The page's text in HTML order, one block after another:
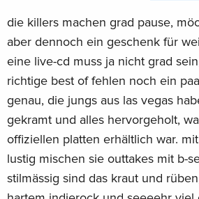
die killers machen grad pause,
aber dennoch ein geschenk für
eine live-cd muss ja nicht grad
richtige best of fehlen noch ein
genau, die jungs aus las vegas
gekramt und alles hervorgeholt,
offiziellen platten erhältlich war.
lustig mischen sie outtakes mit b-
stilmässig sind das kraut und